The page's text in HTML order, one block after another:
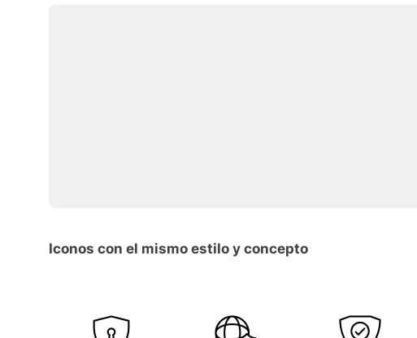
Iconos con el mismo estilo y concepto